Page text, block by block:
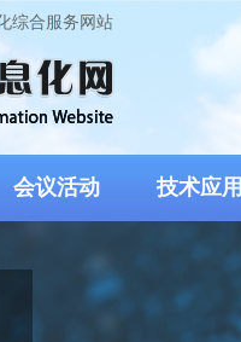
综合服务网站
会议活动 技术应用